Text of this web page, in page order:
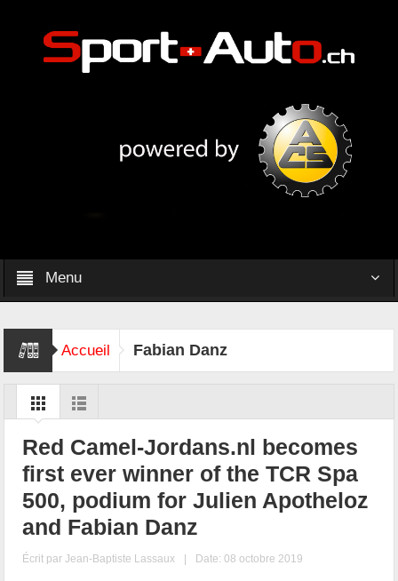
Menu
Accueil Fabian Danz
Red Camel-Jordans.nl becomes
first ever winner of the TCR Spa
500, podium for Julien Apotheloz
and Fabian Danz
Écrit parJean-Baptiste Lassaux | Date: 08 octobre 2019